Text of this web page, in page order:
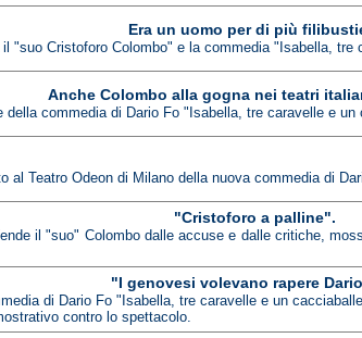
Era un uomo per di più
"suo Cristoforo Colombo" e la commedia "Isabella, tre
Anche Colombo alla gogna nei teatri
commedia di Dario Fo "Isabella, tre caravelle e
al Teatro Odeon di Milano della nuova commedia di
"Cristoforo a palline".
il "suo" Colombo dalle accuse e dalle critiche,
"I genovesi volevano rapere
di Dario Fo "Isabella, tre caravelle e un
contro lo spettacolo.